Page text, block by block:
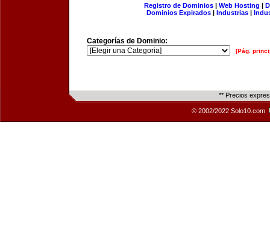
Registro de Dominios| Web Hosting |
Dominios Expirados | Industrias |
Categorías de Dominio:
[Pág.
** Precios
© 2002/2022 Solo10.com